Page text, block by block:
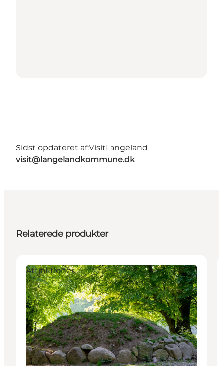
Sidst opdateret af:VisitLangeland
visit@langelandkommune.dk
Relaterede produkter
Attraktioner